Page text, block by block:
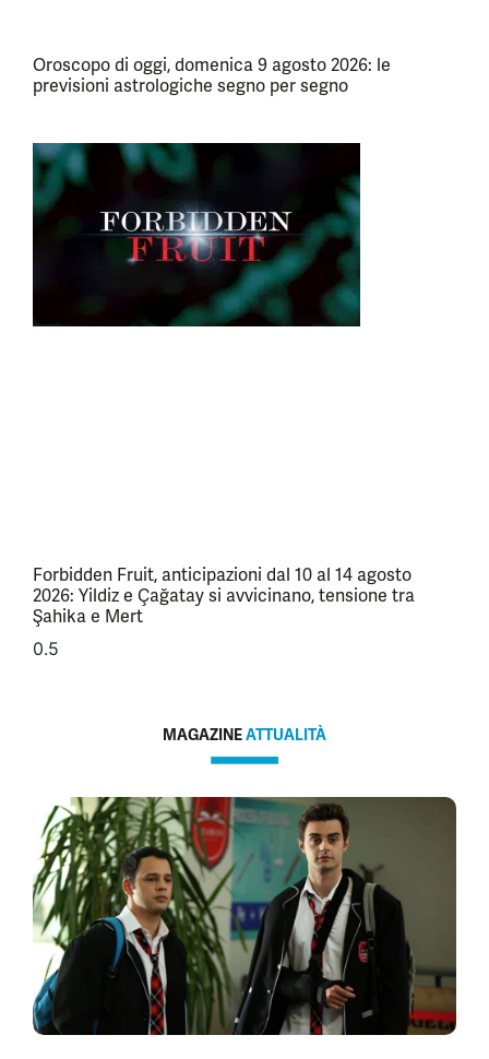
Oroscopo di oggi, domenica 9 agosto 2026: le
previsioni astrologiche segno per segno
Forbidden Fruit, anticipazioni dal 10 al 14 agosto
2026: Yildiz e Çağatay si avvicinano, tensione tra
Şahika e Mert
MAGAZINEATTUALITÀ